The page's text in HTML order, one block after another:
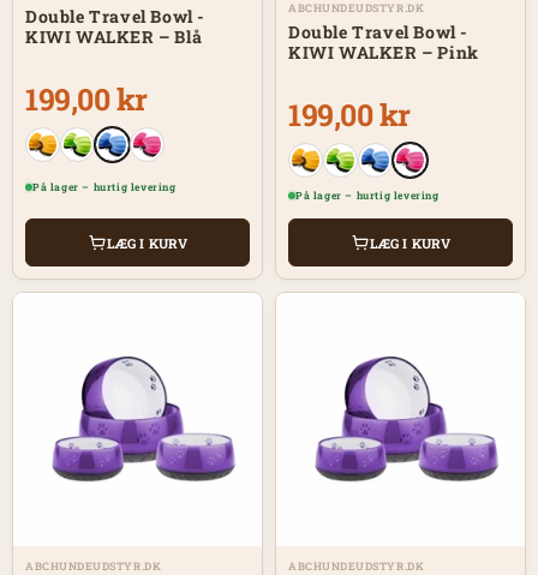
Double Travel Bowl -
KIWI WALKER – Blå
199,00 kr
På lager – hurtig levering
LÆG I KURV
ABCHUNDEUDSTYR.DK
Double Travel Bowl -
KIWI WALKER – Pink
199,00 kr
På lager – hurtig levering
LÆG I KURV
ABCHUNDEUDSTYR.DK ABCHUNDEUDSTYR.DK